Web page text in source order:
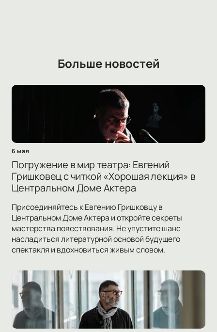
Больше новостей
6 мая
Погружение в мир театра: Евгений
Гришковец с читкой «Хорошая лекция» в
Центральном Доме Актера
Присоединяйтесь к Евгению Гришковцу в
Центральном Доме Актера и откройте секреты
мастерства повествования. Не упустите шанс
насладиться литературной основой будущего
спектакля и вдохновиться живым словом.